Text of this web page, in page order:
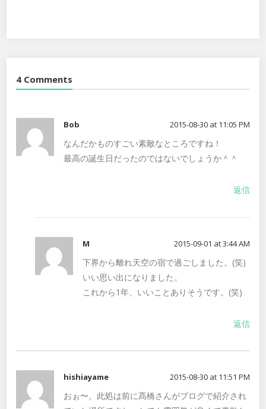
4 Comments
Bob 2015-08-30 at 11:05 PM
なんだかものすごい素敵なところですね！
最高の誕生日だったのではないでしょうか＾＾
返信
M 2015-09-01 at 3:44 AM
下界から離れ天空の宿で過ごしました。(笑)
いい思い出になりました。
これから1年、いいことありそうです。(笑)
返信
hishiayame 2015-08-30 at 11:51 PM
おぉ〜。此処は前に髙橋さんがブログで紹介され